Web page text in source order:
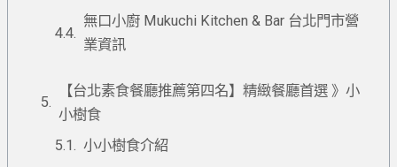
無口小廚 Mukuchi Kitchen & Bar 台北門市營
業資訊
【台北素食餐廳推薦第四名】精緻餐廳首選 》小
小樹食
小小樹食介紹